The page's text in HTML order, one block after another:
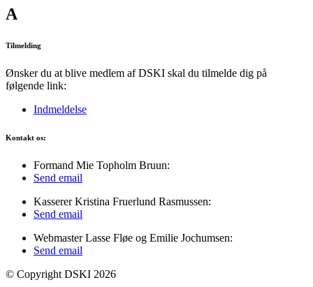
A
Tilmelding
Ønsker du at blive medlem af DSKI skal du tilmelde dig på
følgende link:
Indmeldelse
Kontakt os:
Formand Mie Topholm Bruun:
Send email
Kasserer Kristina Fruerlund Rasmussen:
Send email
Webmaster Lasse Fløe og Emilie Jochumsen:
Send email
© Copyright DSKI 2026